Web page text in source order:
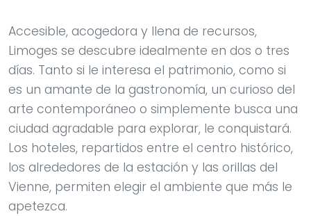
Accesible, acogedora y llena de recursos,
Limoges se descubre idealmente en dos o tres
días. Tanto si le interesa el patrimonio, como si
es un amante de la gastronomía, un curioso del
arte contemporáneo o simplemente busca una
ciudad agradable para explorar, le conquistará.
Los hoteles, repartidos entre el centro histórico,
los alrededores de la estación y las orillas del
Vienne, permiten elegir el ambiente que más le
apetezca.